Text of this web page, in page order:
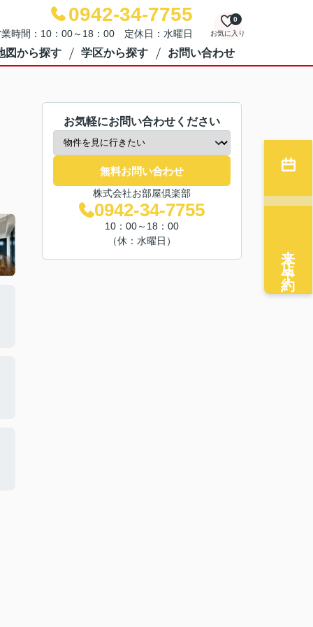
0942-34-7755
時間：10：00～18：00 定休日：水曜日 お気に入り
0
図から探す 学区から探す お問い合わせ
お気軽にお問い合わせください
無料お問い合わせ
株式会社お部屋倶楽部
0942-34-7755
10：00～18：00
（休：水曜日）
来店予約